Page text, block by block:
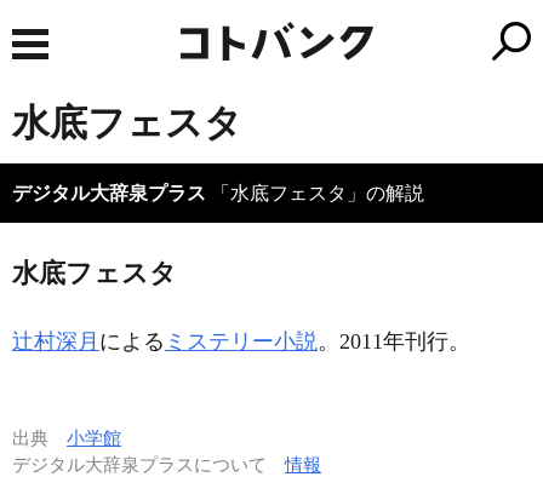
水底フェスタ
デジタル大辞泉プラス 「水底フェスタ」の解説
水底フェスタ
辻村深月 による ミステリー小説。2011年刊行。
出典 小学館
デジタル大辞泉プラスについて情報